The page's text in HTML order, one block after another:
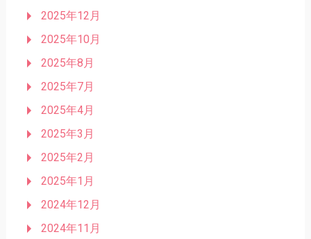
2025年12月
2025年10月
2025年8月
2025年7月
2025年4月
2025年3月
2025年2月
2025年1月
2024年12月
2024年11月